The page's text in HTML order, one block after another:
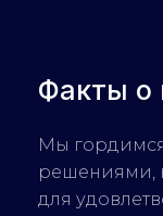
Факты о
Мы
решениями,
для